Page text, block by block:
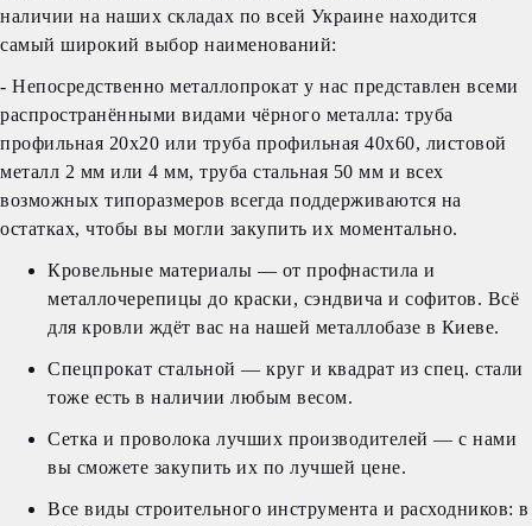
наличии на наших складах по всей Украине находится
самый широкий выбор наименований:
- Непосредственно металлопрокат у нас представлен всеми
распространёнными видами чёрного металла: труба
профильная 20х20 или труба профильная 40х60, листовой
металл 2 мм или 4 мм, труба стальная 50 мм и всех
возможных типоразмеров всегда поддерживаются на
остатках, чтобы вы могли закупить их моментально.
Кровельные материалы — от профнастила и
металлочерепицы до краски, сэндвича и софитов. Всё
для кровли ждёт вас на нашей металлобазе в Киеве.
Спецпрокат стальной — круг и квадрат из спец. стали
тоже есть в наличии любым весом.
Сетка и проволока лучших производителей — с нами
вы сможете закупить их по лучшей цене.
Все виды строительного инструмента и расходников: в